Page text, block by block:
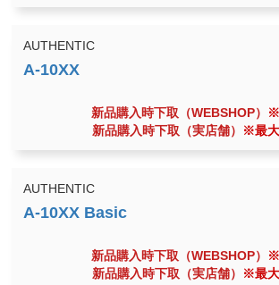
AUTHENTIC
新品購入時下取（WEBSHOP）
新品購入時下取（実店舗）
※最
AUTHENTIC
新品購入時下取（WEBSHOP）
新品購入時下取（実店舗）
※最